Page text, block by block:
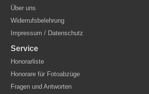
Über uns
Widerrufsbelehrung
Impressum / Datenschutz
Service
Honorarliste
Honorare für Fotoabzüge
Fragen und Antworten